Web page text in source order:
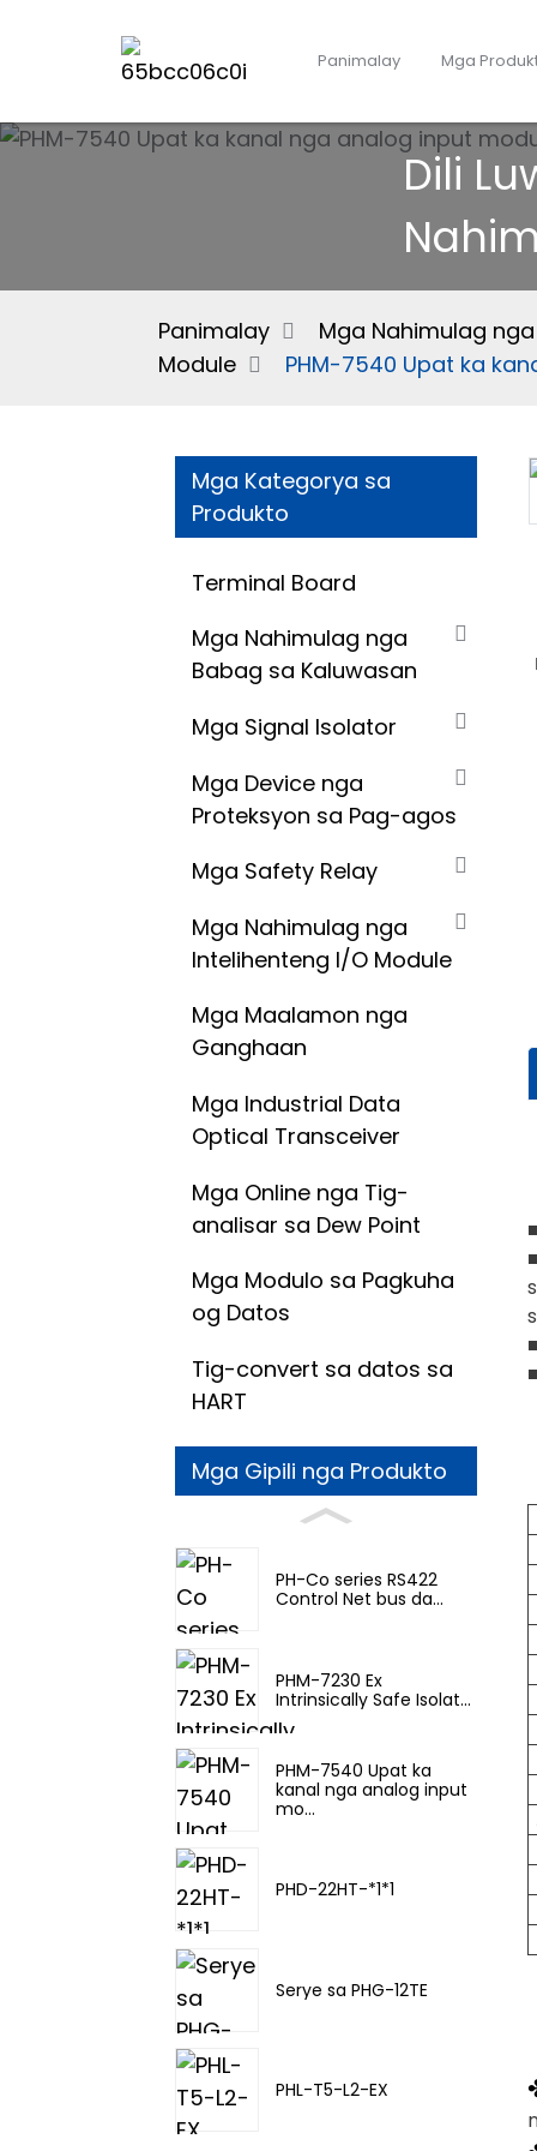
Panimalay Mga
Dili
Panimalay Mga Nahimulag
Module
PHM-7540 Upat ka
Mga Kategorya sa
Produkto
Terminal Board
Mga Nahimulag nga
Babag sa Kaluwasan
Mga Signal Isolator
Mga Device nga
Proteksyon sa Pag-agos
Mga Safety Relay
Mga Nahimulag nga
Intelihenteng I/O Module
Mga Maalamon nga
Ganghaan
Mga Industrial Data
Optical Transceiver
Mga Online nga Tig-
analisar sa Dew Point
Mga Modulo sa Pagkuha
og Datos
Tig-convert sa datos sa
HART
Mga Gipili nga Produkto
PH-Co series RS422
Control Net bus da...
PHM-7230 Ex
Intrinsically Safe Isolat...
PHM-7540 Upat ka
kanal nga analog input
mo...
PHD-22HT-*1*1
Serye sa PHG-12TE
PHL-T5-L2-EX
■